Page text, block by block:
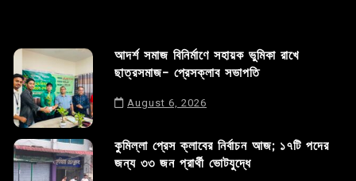
আদর্শ সমাজ বিনির্মাণে সহায়ক ভুমিকা রাখে
ছাত্রসমাজ- প্রেসক্লাব সভাপতি
August 6, 2026
কুমিল্লা প্রেস ক্লাবের নির্বাচন আজ; ১৭টি পদের
জন্য ৩৩ জন প্রার্থী ভোটযুদ্ধে